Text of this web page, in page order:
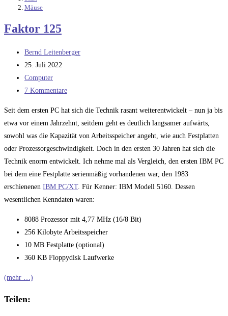
Mäuse
Faktor 125
Beitrags-
Autor:
Bernd Leitenberger
Beitrag
veröffentlicht:
25. Juli 2022
Beitrags-
Kategorie:
Computer
Beitrags-
7 Kommentare
Seit dem ersten PC hat sich die Technik rasant weiterentwickelt – nun ja bis
etwa vor einem Jahrzehnt, seitdem geht es deutlich langsamer aufwärts,
sowohl was die Kapazität von Arbeitsspeicher angeht, wie auch Festplatten
oder Prozessorgeschwindigkeit. Doch in den ersten 30 Jahren hat sich die
Technik enorm entwickelt. Ich nehme mal als Vergleich, den ersten IBM PC
bei dem eine Festplatte serienmäßig vorhandenen war, den 1983
erschienenen IBM PC/XT. Für Kenner: IBM Modell 5160. Dessen
wesentlichen Kenndaten waren:
8088 Prozessor mit 4,77 MHz (16/8 Bit)
256 Kilobyte Arbeitsspeicher
10 MB Festplatte (optional)
360 KB Floppydisk Laufwerke
(mehr …)
Teilen: